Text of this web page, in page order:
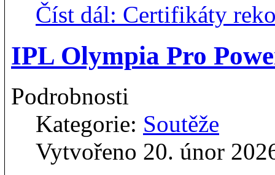
Číst dál: Certifikáty
IPL Olympia Pro
Podrobnosti
Kategorie: Soutěže
Vytvořeno 20. únor